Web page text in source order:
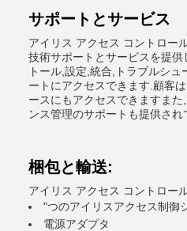
サポートとサービス
アイリス アクセス コントロー
技術サポートとサービスを提
トール,設定,統合,トラブルシ
ートにアクセスできます.顧客
ースにもアクセスできますま
ンス管理のサポートも提供され
梱包と輸送:
アイリス アクセス コントロー
"つのアイリスアクセス制御
電源アダプタ